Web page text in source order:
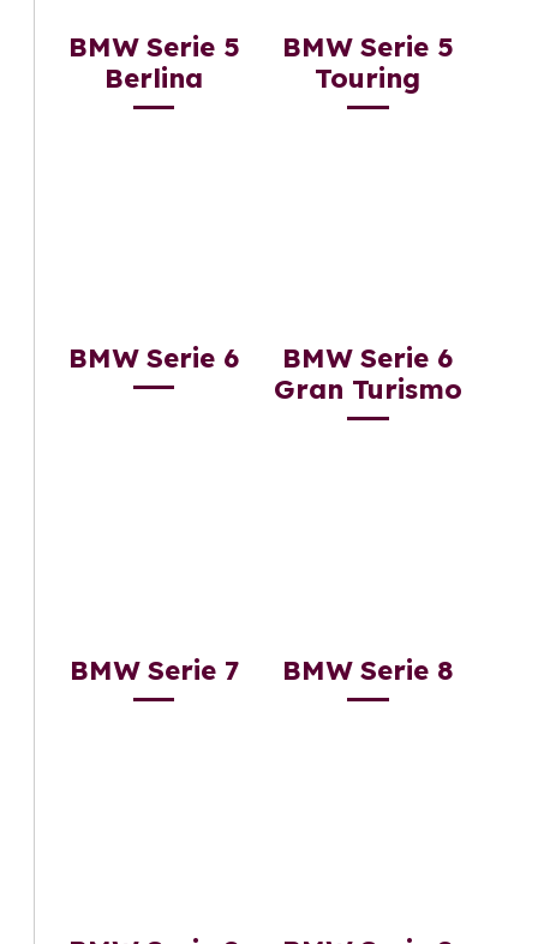
BMW Serie 5
Berlina
BMW Serie 5
Touring
BMW Serie 6
BMW Serie 6
Gran Turismo
BMW Serie 7 BMW Serie 8